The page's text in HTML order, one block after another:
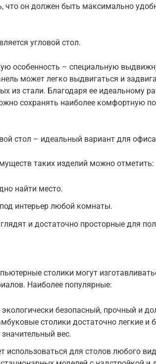
что он должен быть максимально
угловой стол.
особенность – специальную
может легко выдвигаться и
из стали. Благодаря ее идеальному
сохранять наиболее комфортную
стол – идеальный вариант для
таких изделий можно отметить:
найти место.
интерьер любой комнаты.
и достаточно просторные для
столики могут
Наиболее популярные:
безопасный, прочный и
столики достаточно легкие и
вес.
использоваться для столов любого